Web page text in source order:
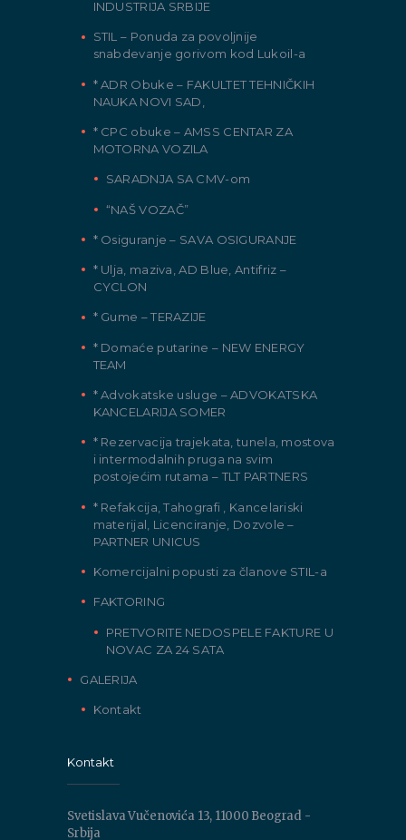
INDUSTRIJA SRBIJE
STIL – Ponuda za povoljnije
snabdevanje gorivom kod Lukoil-a
* ADR Obuke – FAKULTET TEHNIČKIH
NAUKA NOVI SAD,
* CPC obuke – AMSS CENTAR ZA
MOTORNA VOZILA
SARADNJA SA CMV-om
“NAŠ VOZAČ”
* Osiguranje – SAVA OSIGURANJE
* Ulja, maziva, AD Blue, Antifriz –
CYCLON
* Gume – TERAZIJE
* Domaće putarine – NEW ENERGY
TEAM
* Advokatske usluge – ADVOKATSKA
KANCELARIJA SOMER
* Rezervacija trajekata, tunela, mostova
i intermodalnih pruga na svim
postojećim rutama – TLT PARTNERS
* Refakcija, Tahografi , Kancelariski
materijal, Licenciranje, Dozvole –
PARTNER UNICUS
Komercijalni popusti za članove STIL-a
FAKTORING
PRETVORITE NEDOSPELE FAKTURE U
NOVAC ZA 24 SATA
GALERIJA
Kontakt
Kontakt
Svetislava Vučenovića 13, 11000 Beograd -
Srbija